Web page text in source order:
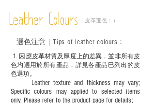
成後定期在皮面塗上皮革專用清潔劑及貂
鼠油等；
適合六歲以下兒童使用；六至十二歲兒童
必須由成年人陪同下使用並應小心處理。
Leather Colours 皮革選色：）
1. ​ 因應皮革材質及厚度上的差異，並非所有皮
色均適用於所有產品，詳見各產品巳列出的皮
色選項。
Leather texture and thickness may vary;
Specific colours may applied to selected items
only. Please refer to the product page for details;
選色注意｜ Tips of leather colours ：